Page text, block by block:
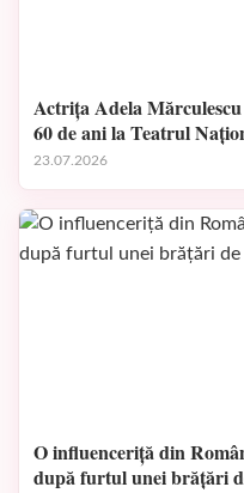
Actrița Adela
60 de ani la Teatrul
23.07.2026
O influenceriță din
după furtul unei brățări